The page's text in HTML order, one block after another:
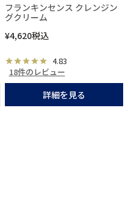
フランキンセンス クレンジン
グクリーム
¥4,620税込
4.83
18件のレビュー
詳細を見る